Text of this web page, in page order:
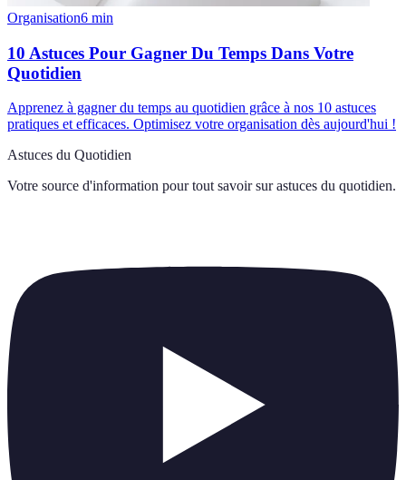
Organisation6 min
10 Astuces Pour Gagner Du Temps Dans Votre
Quotidien
Apprenez à gagner du temps au quotidien grâce à nos 10 astuces
pratiques et efficaces. Optimisez votre organisation dès aujourd'hui !
Astuces du Quotidien
Votre source d'information pour tout savoir sur astuces du quotidien.